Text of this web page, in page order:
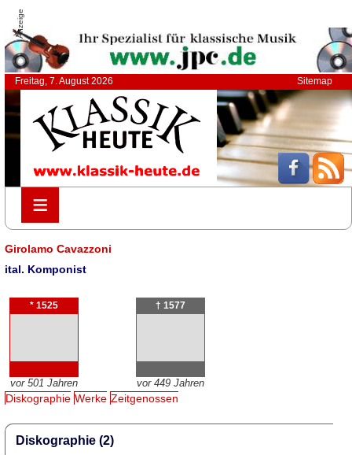
Anzeige
Freitag, 7. August 2026 Sitemap
≡
≡
Girolamo Cavazzoni
ital. Komponist
* 1525
vor 501 Jahren
† 1577
vor 449 Jahren
Diskographie Werke Zeitgenossen
Diskographie (2)